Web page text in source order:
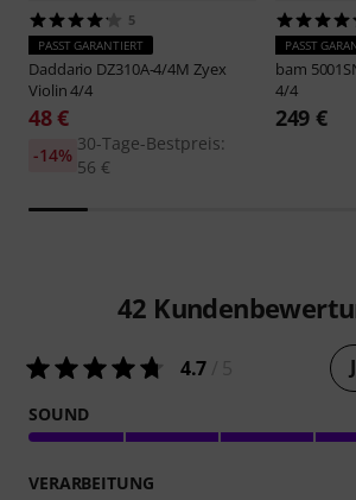
5
PASST GARANTIERT
Daddario DZ310A-4/4M Zyex
Violin 4/4
48 €
30-Tage-Bestpreis:
56 €
-14%
PASST
bam
4/4
249 €
42
4.7
SOUND
VERARBEITUNG